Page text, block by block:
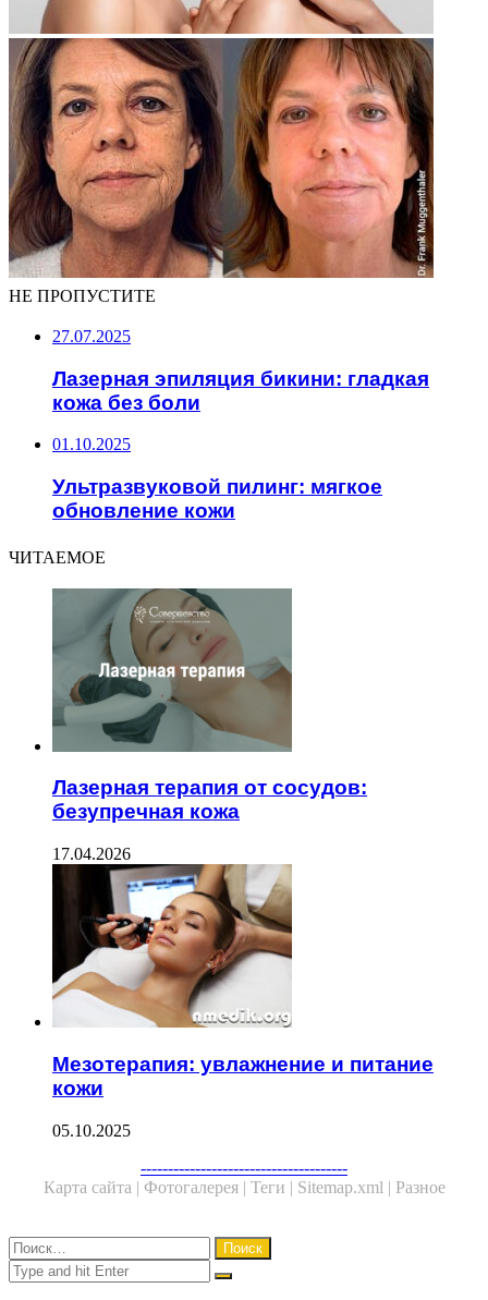
НЕ ПРОПУСТИТЕ
27.07.2025
Лазерная эпиляция бикини: гладкая
кожа без боли
01.10.2025
Ультразвуковой пилинг: мягкое
обновление кожи
ЧИТАЕМОЕ
Лазерная терапия от сосудов:
безупречная кожа
17.04.2026
Мезотерапия: увлажнение и питание
кожи
05.10.2025
--------------------------------------
Карта сайта | Фотогалерея | Теги | Sitemap.xml | Разное
Close
Найти:
Close
Search